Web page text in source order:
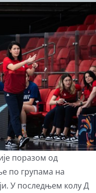
поразом од
по групама на
У последњем колу Д